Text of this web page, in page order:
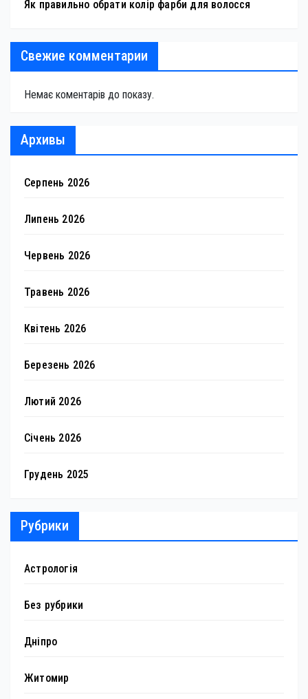
Як правильно обрати колір фарби для волосся
Свежие комментарии
Немає коментарів до показу.
Архивы
Серпень 2026
Липень 2026
Червень 2026
Травень 2026
Квітень 2026
Березень 2026
Лютий 2026
Січень 2026
Грудень 2025
Рубрики
Астрологія
Без рубрики
Дніпро
Житомир